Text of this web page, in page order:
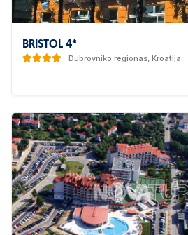
BRISTOL 4*
Dubrovniko regionas, Kroatija